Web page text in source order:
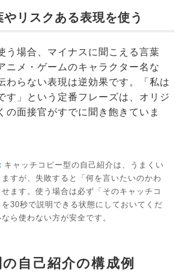
リスクある表現を使う
う場合、マイナスに聞こえる言葉
ニメ・ゲームのキャラクター名な
わらない表現は逆効果です。「私は
す」という定番フレーズは、オリジ
の面接官がすでに聞き飽きていま
キャッチコピー型の自己紹介は、うまくい
すが、失敗すると「何を言いたいのかわ
ます。使う場合は必ず「そのキャッチコ
30秒で説明できる状態にしておいてくだ
ら使わない方が安全です。
自己紹介の構成例